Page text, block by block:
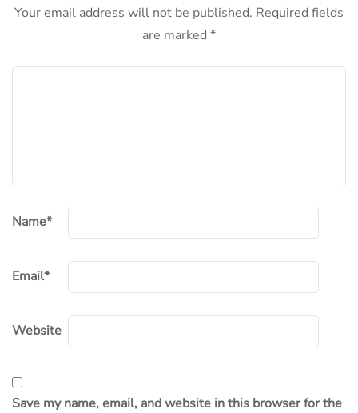
Your email address will not be published. Required fields
are marked *
Name*
Email*
Website
Save my name, email, and website in this browser for the